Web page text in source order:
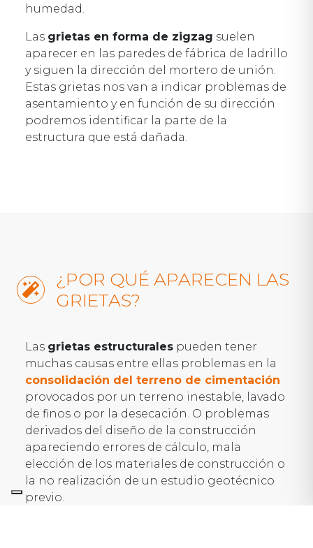
humedad.
Las grietas en forma de zigzag suelen
aparecer en las paredes de fábrica de ladrillo
y siguen la dirección del mortero de unión.
Estas grietas nos van a indicar problemas de
asentamiento y en función de su dirección
podremos identificar la parte de la
estructura que está dañada.
¿POR QUÉ APARECEN LAS
GRIETAS?
Las grietas estructurales pueden tener
muchas causas entre ellas problemas en la
consolidación del terreno de cimentación
provocados por un terreno inestable, lavado
de finos o por la desecación. O problemas
derivados del diseño de la construcción
apareciendo errores de cálculo, mala
elección de los materiales de construcción o
la no realización de un estudio geotécnico
previo.